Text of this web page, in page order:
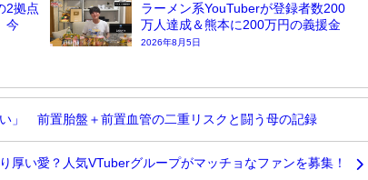
2拠点
今
ラーメン系YouTuberが登録者数200
万人達成＆熊本に200万円の義援金
2026年8月5日
」 前置胎盤＋前置血管の二重リスクと闘う母の記録
厚い愛？人気VTuberグループがマッチョなファンを募集！